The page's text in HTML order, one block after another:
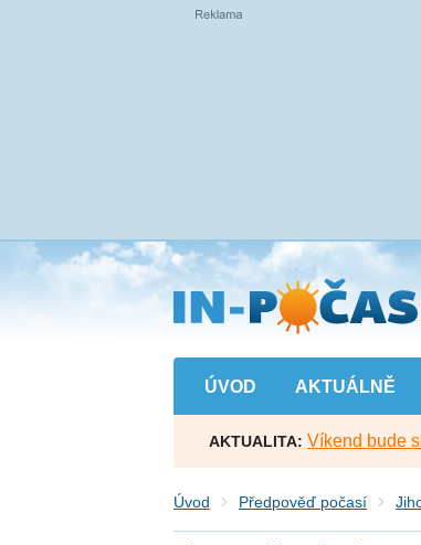
Přejít
na
hlavní
obsah
ÚVOD AKTUÁLNĚ
AKTUALITA: Víkend bude
Úvod Předpověď počasí